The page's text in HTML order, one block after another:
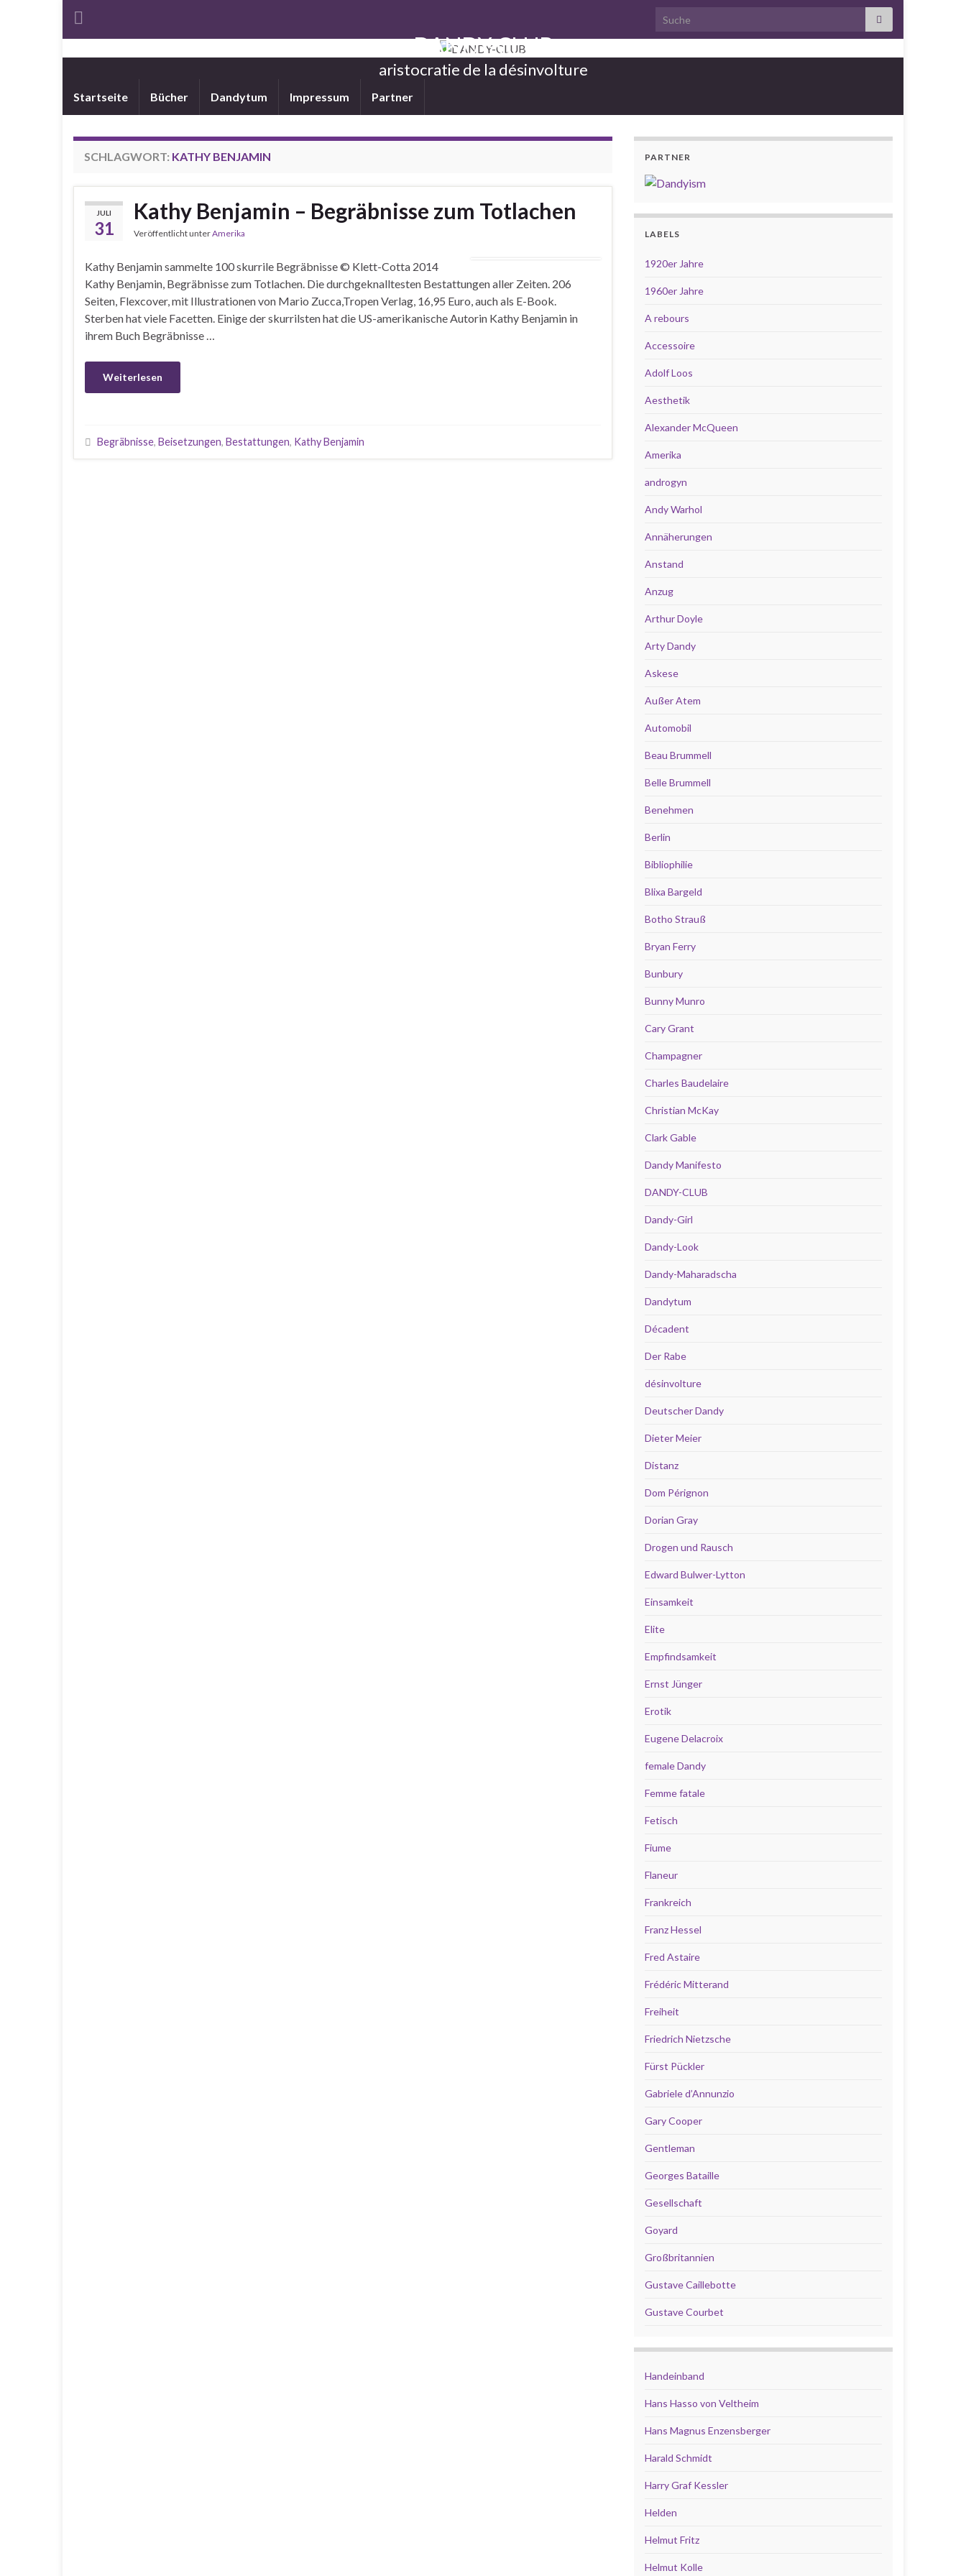
Search for:
DANDY-CLUB
aristocratie de la désinvolture
Startseite Bücher Dandytum Impressum Partner
SCHLAGWORT: KATHY BENJAMIN
JULI
31
Kathy Benjamin – Begräbnisse zum Totlachen
Veröffentlicht unterAmerika
Kathy Benjamin sammelte 100 skurrile Begräbnisse © Klett-Cotta 2014
Kathy Benjamin, Begräbnisse zum Totlachen. Die durchgeknalltesten Bestattungen aller Zeiten. 206
Seiten, Flexcover, mit Illustrationen von Mario Zucca,Tropen Verlag, 16,95 Euro, auch als E-Book.
Sterben hat viele Facetten. Einige der skurrilsten hat die US-amerikanische Autorin Kathy Benjamin in
ihrem Buch Begräbnisse …
Weiterlesen
Begräbnisse, Beisetzungen, Bestattungen, Kathy Benjamin
PARTNER
LABELS
1920er Jahre
1960er Jahre
A rebours
Accessoire
Adolf Loos
Aesthetik
Alexander McQueen
Amerika
androgyn
Andy Warhol
Annäherungen
Anstand
Anzug
Arthur Doyle
Arty Dandy
Askese
Außer Atem
Automobil
Beau Brummell
Belle Brummell
Benehmen
Berlin
Bibliophilie
Blixa Bargeld
Botho Strauß
Bryan Ferry
Bunbury
Bunny Munro
Cary Grant
Champagner
Charles Baudelaire
Christian McKay
Clark Gable
Dandy Manifesto
DANDY-CLUB
Dandy-Girl
Dandy-Look
Dandy-Maharadscha
Dandytum
Décadent
Der Rabe
désinvolture
Deutscher Dandy
Dieter Meier
Distanz
Dom Pérignon
Dorian Gray
Drogen und Rausch
Edward Bulwer-Lytton
Einsamkeit
Elite
Empfindsamkeit
Ernst Jünger
Erotik
Eugene Delacroix
female Dandy
Femme fatale
Fetisch
Fiume
Flaneur
Frankreich
Franz Hessel
Fred Astaire
Frédéric Mitterand
Freiheit
Friedrich Nietzsche
Fürst Pückler
Gabriele d’Annunzio
Gary Cooper
Gentleman
Georges Bataille
Gesellschaft
Goyard
Großbritannien
Gustave Caillebotte
Gustave Courbet
Handeinband
Hans Hasso von Veltheim
Hans Magnus Enzensberger
Harald Schmidt
Harry Graf Kessler
Helden
Helmut Fritz
Helmut Kolle